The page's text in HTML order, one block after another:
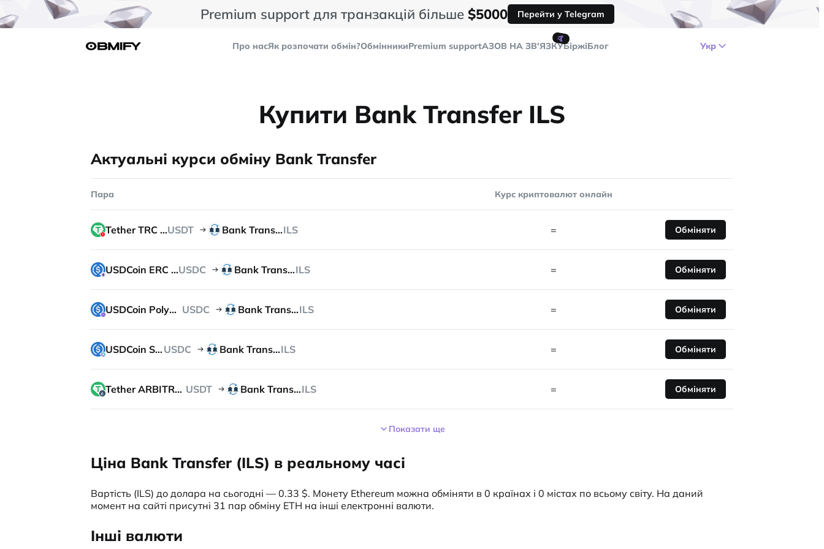
Premium support для транзакцій більше $5000 Перейти у Telegram
Про насЯк розпочати обмін?ОбмінникиPremium support
🤙
AЗОВ НА ЗВ'ЯЗКУБіржіБлог Укр
Купити Bank Transfer ILS
Актуальні курси обміну Bank Transfer
Пара Курс криптовалют онлайн
Tether TRC 20USDT Bank TransferILS = Обміняти
USDCoin ERC 20USDC Bank TransferILS = Обміняти
USDCoin Polygon USDC Bank TransferILS = Обміняти
USDCoin SOL USDC Bank TransferILS = Обміняти
Tether ARBITRUM USDT Bank TransferILS = Обміняти
Показати ще
Ціна Bank Transfer (ILS) в реальному часі
Вартість (ILS) до долара на сьогодні — 0.33 $. Монету Ethereum можна обміняти в 0 країнах і 0 містах по всьому світу. На даний
момент на сайті присутні 31 пар обміну ETH на інші електронні валюти.
Інші валюти